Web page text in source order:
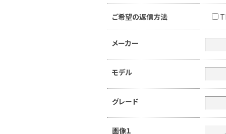
ご希望の返信方法
メーカー
モデル
グレード
画像１